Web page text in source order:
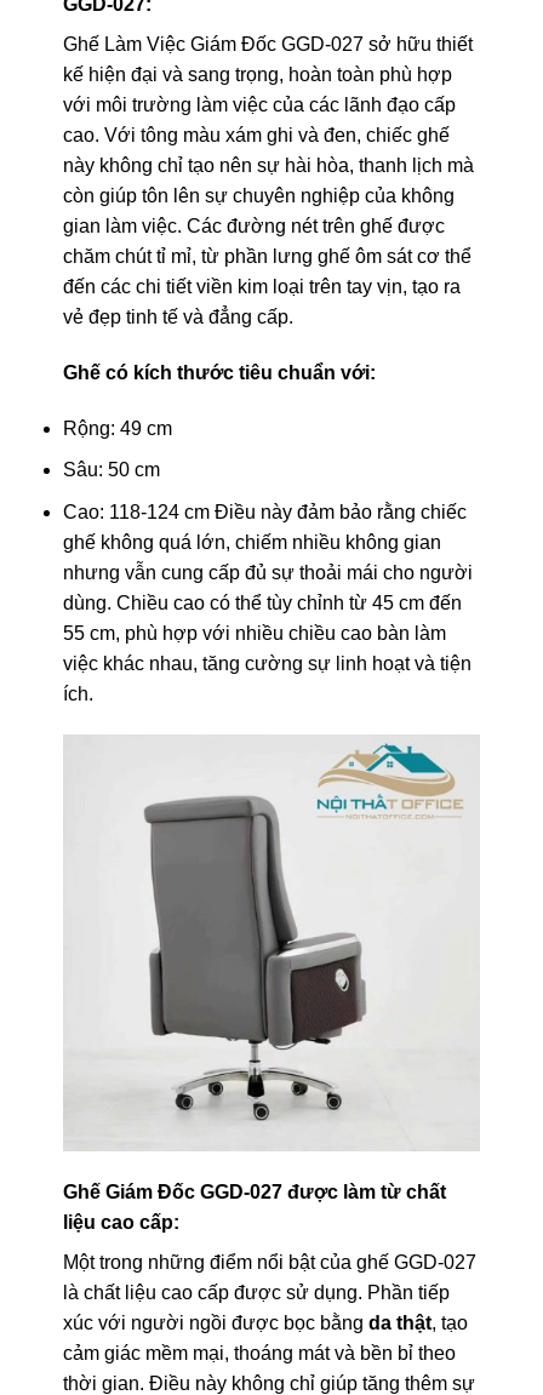
GGD-027:
Ghế Làm Việc Giám Đốc GGD-027 sở hữu thiết
kế hiện đại và sang trọng, hoàn toàn phù hợp
với môi trường làm việc của các lãnh đạo cấp
cao. Với tông màu xám ghi và đen, chiếc ghế
này không chỉ tạo nên sự hài hòa, thanh lịch mà
còn giúp tôn lên sự chuyên nghiệp của không
gian làm việc. Các đường nét trên ghế được
chăm chút tỉ mỉ, từ phần lưng ghế ôm sát cơ thể
đến các chi tiết viền kim loại trên tay vịn, tạo ra
vẻ đẹp tinh tế và đẳng cấp.
Ghế có kích thước tiêu chuẩn với:
Rộng: 49 cm
Sâu: 50 cm
Cao: 118-124 cm Điều này đảm bảo rằng chiếc
ghế không quá lớn, chiếm nhiều không gian
nhưng vẫn cung cấp đủ sự thoải mái cho người
dùng. Chiều cao có thể tùy chỉnh từ 45 cm đến
55 cm, phù hợp với nhiều chiều cao bàn làm
việc khác nhau, tăng cường sự linh hoạt và tiện
ích.
Ghế Giám Đốc GGD-027 được làm từ chất
liệu cao cấp:
Một trong những điểm nổi bật của ghế GGD-027
là chất liệu cao cấp được sử dụng. Phần tiếp
xúc với người ngồi được bọc bằng da thật, tạo
cảm giác mềm mại, thoáng mát và bền bỉ theo
thời gian. Điều này không chỉ giúp tăng thêm sự